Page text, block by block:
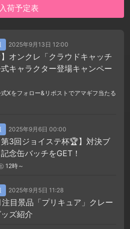
入荷予定表
2025年9月13日 12:00
】オンクレ「クラウドキャッチ
キャラクター登場キャンペー
Xをフォロー&リポストでアマギフ当たる
2025年9月6日 00:00
第3回ジョイステ杯🏆】対決ブ
念缶バッチをGET！
12時～
2025年9月5日 11:28
目景品「プリキュア」クレー
ズ紹介